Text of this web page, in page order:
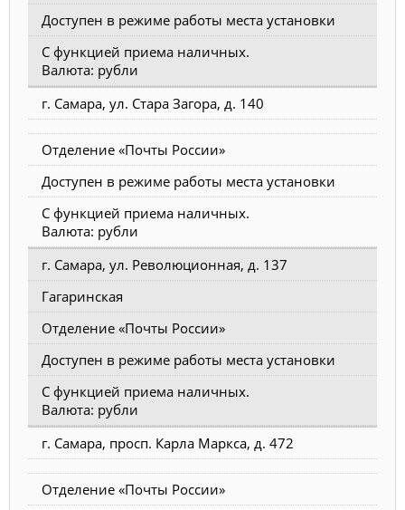
Доступен в режиме работы места установки
С функцией приема наличных.
Валюта: рубли
г. Самара, ул. Стара Загора, д. 140
Отделение «Почты России»
Доступен в режиме работы места установки
С функцией приема наличных.
Валюта: рубли
г. Самара, ул. Революционная, д. 137
Гагаринская
Отделение «Почты России»
Доступен в режиме работы места установки
С функцией приема наличных.
Валюта: рубли
г. Самара, просп. Карла Маркса, д. 472
Отделение «Почты России»